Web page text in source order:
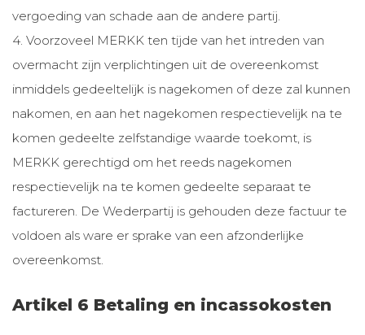
vergoeding van schade aan de andere partij.
4. Voorzoveel MERKK ten tijde van het intreden van
overmacht zijn verplichtingen uit de overeenkomst
inmiddels gedeeltelijk is nagekomen of deze zal kunnen
nakomen, en aan het nagekomen respectievelijk na te
komen gedeelte zelfstandige waarde toekomt, is
MERKK gerechtigd om het reeds nagekomen
respectievelijk na te komen gedeelte separaat te
factureren. De Wederpartij is gehouden deze factuur te
voldoen als ware er sprake van een afzonderlijke
overeenkomst.
Artikel 6 Betaling en incassokosten